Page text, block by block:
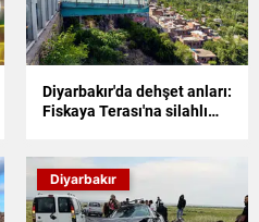
Diyarbakır'da dehşet anları:
Fiskaya Terası'na silahlı
Diyarbakır